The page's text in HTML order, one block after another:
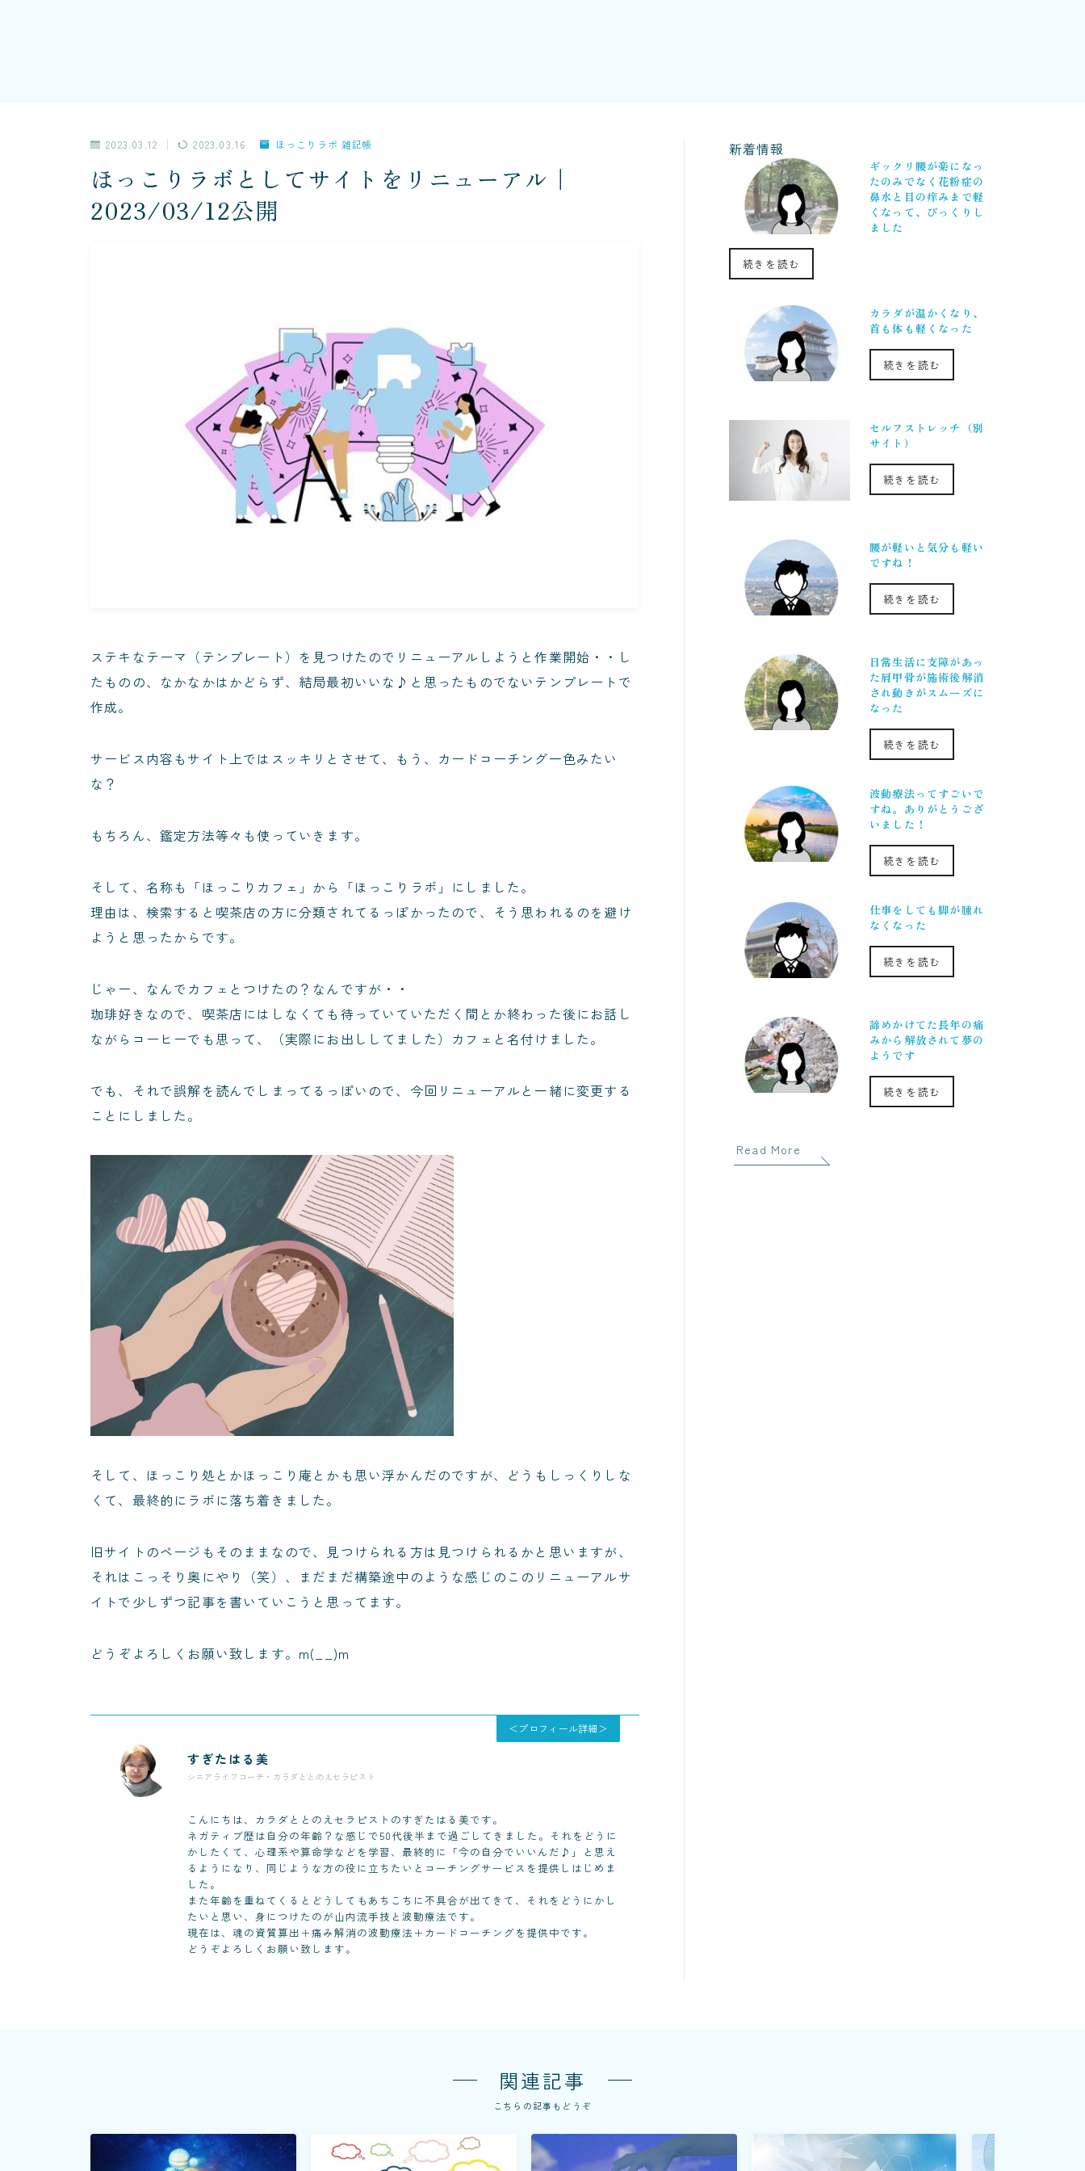
2023.03.12 2023.03.16 ほっこりラボ 雑記帳
ほっこりラボとしてサイトをリニューアル｜
2023/03/12公開
ステキなテーマ（テンプレート）を見つけたのでリニューアルしようと作業開始・・し
たものの、なかなかはかどらず、結局最初いいな♪と思ったものでないテンプレートで
作成。
サービス内容もサイト上ではスッキリとさせて、もう、カードコーチング一色みたい
な？
もちろん、鑑定方法等々も使っていきます。
そして、名称も「ほっこりカフェ」から「ほっこりラボ」にしました。
理由は、検索すると喫茶店の方に分類されてるっぽかったので、そう思われるのを避け
ようと思ったからです。
じゃー、なんでカフェとつけたの？なんですが・・
珈琲好きなので、喫茶店にはしなくても待っていていただく間とか終わった後にお話し
ながらコーヒーでも思って、（実際にお出ししてました）カフェと名付けました。
でも、それで誤解を読んでしまってるっぽいので、今回リニューアルと一緒に変更する
ことにしました。
そして、ほっこり処とかほっこり庵とかも思い浮かんだのですが、どうもしっくりしな
くて、最終的にラボに落ち着きました。
旧サイトのページもそのままなので、見つけられる方は見つけられるかと思いますが、
それはこっそり奥にやり（笑）、まだまだ構築途中のような感じのこのリニューアルサ
イトで少しずつ記事を書いていこうと思ってます。
どうぞよろしくお願い致します。m(__)m
＜プロフィール詳細＞
すぎたはる美
シニアライフコーチ・カラダととのえセラピスト
こんにちは、カラダととのえセラピストのすぎたはる美です。
ネガティブ歴は自分の年齢？な感じで50代後半まで過ごしてきました。それをどうに
かしたくて、心理系や算命学などを学習、最終的に「今の自分でいいんだ♪」と思え
るようになり、同じような方の役に立ちたいとコーチングサービスを提供しはじめま
した。
また年齢を重ねてくるとどうしてもあちこちに不具合が出てきて、それをどうにかし
たいと思い、身につけたのが山内流手技と波動療法です。
現在は、魂の資質算出＋痛み解消の波動療法＋カードコーチングを提供中です。
どうぞよろしくお願い致します。
新着情報
ギックリ腰が楽になっ
たのみでなく花粉症の
鼻水と目の痒みまで軽
くなって、びっくりし
ました
続きを読む
カラダが温かくなり、
首も体も軽くなった
続きを読む
セルフストレッチ（別
サイト）
続きを読む
腰が軽いと気分も軽い
ですね！
続きを読む
日常生活に支障があっ
た肩甲骨が施術後解消
され動きがスムーズに
なった
続きを読む
波動療法ってすごいで
すね。ありがとうござ
いました！
続きを読む
仕事をしても脚が腫れ
なくなった
続きを読む
諦めかけてた長年の痛
みから解放されて夢の
ようです
続きを読む
Read More
関連記事
こちらの記事もどうぞ